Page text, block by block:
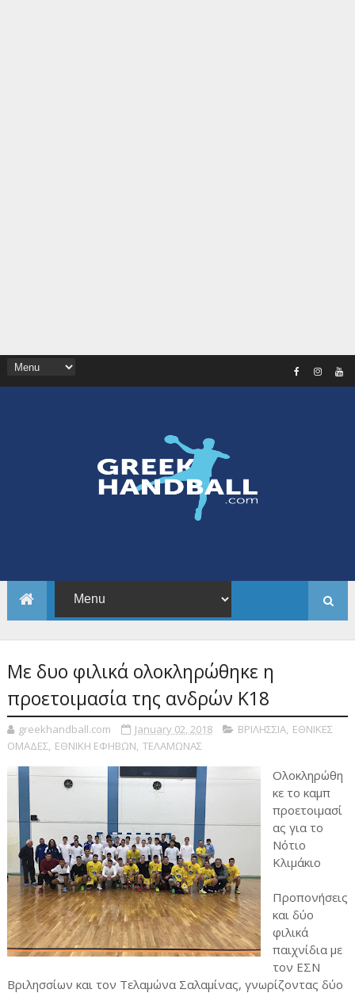
Με δυο φιλικά ολοκληρώθηκε η
προετοιμασία της ανδρών Κ18
greekhandball.com January 02, 2018 ΒΡΙΛΗΣΣΙΑ, ΕΘΝΙΚΕΣ
ΟΜΑΔΕΣ, ΕΘΝΙΚΗ ΕΦΗΒΩΝ, ΤΕΛΑΜΩΝΑΣ
Ολοκληρώθη
κε το καμπ
προετοιμασί
ας για το
Νότιο
Κλιμάκιο
Προπονήσεις
και δύο
φιλικά
παιχνίδια με
τον ΕΣΝ
Βριλησσίων και τον Τελαμώνα Σαλαμίνας, γνωρίζοντας δύο